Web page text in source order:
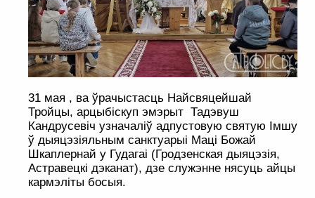
31 мая , ва ўрачыстасць Найсвяцейшай
Тройцы, арцыбіскуп эмэрыт Тадэвуш
Кандрусевіч узначаліў адпустовую святую Імшу
ў дыяцэзіяльным санктуарыі Маці Божай
Шкаплернай у Гудагаі (Гродзенская дыяцэзія,
Астравецкі дэканат), дзе служэнне нясуць айцы
кармэліты босыя.